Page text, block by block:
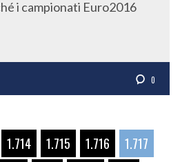
i campionati Euro2016
0
1.714 1.715 1.716
1.717